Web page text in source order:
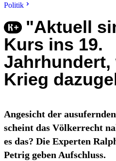
Politik
"Aktuell
Kurs ins 19.
Jahrhundert,
Krieg
Angesicht der
scheint das Völkerrecht
es das? Die Experten
Petrig geben Aufschluss.